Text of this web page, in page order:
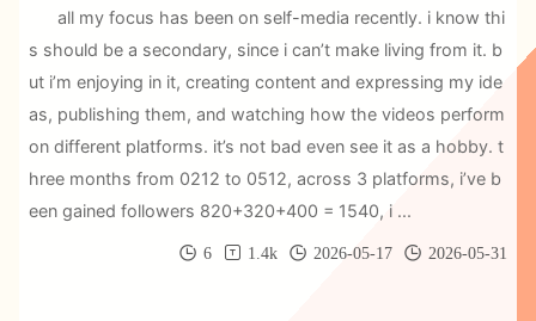
all my focus has been on self-media recently. i know thi
s should be a secondary, since i can’t make living from it. b
ut i’m enjoying in it, creating content and expressing my ide
as, publishing them, and watching how the videos perform
on different platforms. it’s not bad even see it as a hobby. t
hree months from 0212 to 0512, across 3 platforms, i’ve b
een gained followers 820+320+400 = 1540, i ...
6 1.4k 2026-05-17 2026-05-31